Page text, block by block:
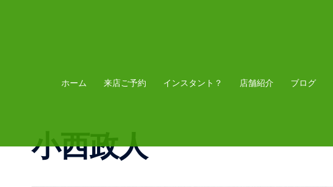
ホーム 来店ご予約 インスタント？ 店舗紹介 ブログ
小西政人